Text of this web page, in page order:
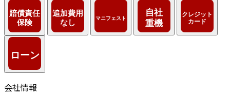
会社情報